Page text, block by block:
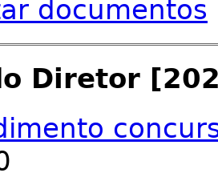
documentos
Diretor